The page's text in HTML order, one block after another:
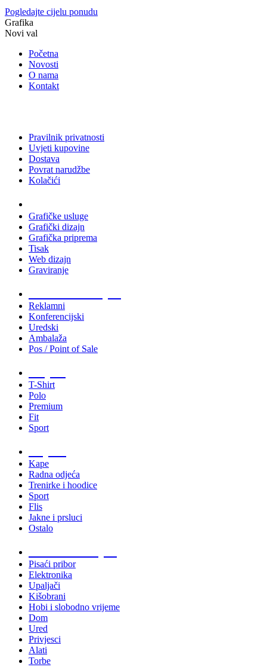
Pogledajte cijelu ponudu
Grafika
Novi val
Početna
Novosti
O nama
Kontakt
Pravilnik privatnosti
Uvjeti kupovine
Dostava
Povrat narudžbe
Kolačići
Grafičke usluge
Grafički dizajn
Grafička priprema
Tisak
Web dizajn
Graviranje
Reklamni
Konferencijski
Uredski
Ambalaža
Pos / Point of Sale
T-Shirt
Polo
Premium
Fit
Sport
Kape
Radna odjeća
Trenirke i hoodice
Sport
Flis
Jakne i prsluci
Ostalo
Pisaći pribor
Elektronika
Upaljači
Kišobrani
Hobi i slobodno vrijeme
Dom
Ured
Privjesci
Alati
Torbe